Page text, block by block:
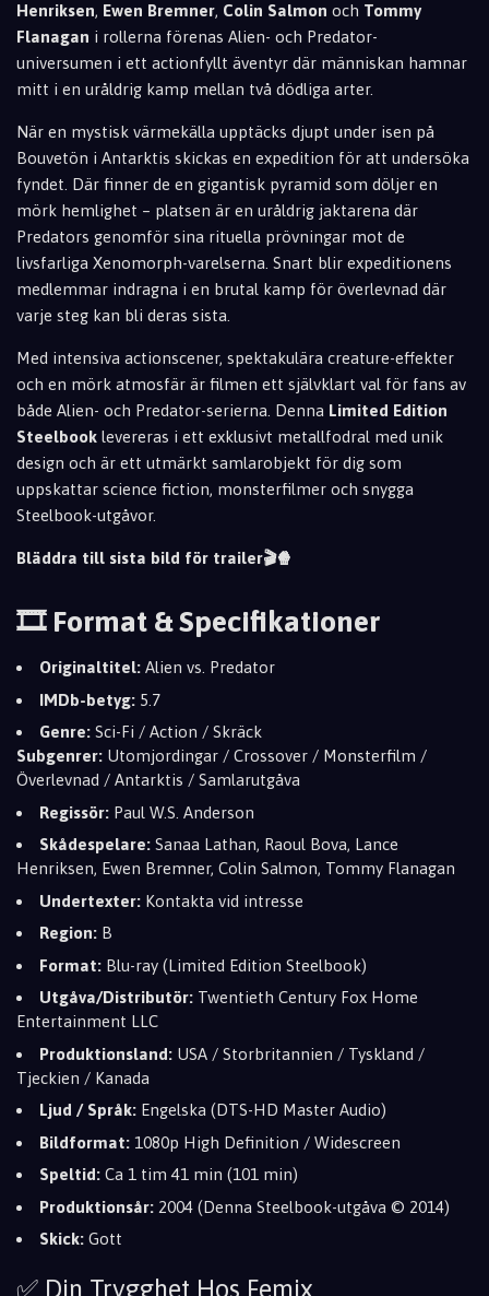
Henriksen, Ewen Bremner, Colin Salmon och Tommy
Flanagan i rollerna förenas Alien- och Predator-
universumen i ett actionfyllt äventyr där människan hamnar
mitt i en uråldrig kamp mellan två dödliga arter.
När en mystisk värmekälla upptäcks djupt under isen på
Bouvetön i Antarktis skickas en expedition för att undersöka
fyndet. Där finner de en gigantisk pyramid som döljer en
mörk hemlighet – platsen är en uråldrig jaktarena där
Predators genomför sina rituella prövningar mot de
livsfarliga Xenomorph-varelserna. Snart blir expeditionens
medlemmar indragna i en brutal kamp för överlevnad där
varje steg kan bli deras sista.
Med intensiva actionscener, spektakulära creature-effekter
och en mörk atmosfär är filmen ett självklart val för fans av
både Alien- och Predator-serierna. Denna Limited Edition
Steelbook levereras i ett exklusivt metallfodral med unik
design och är ett utmärkt samlarobjekt för dig som
uppskattar science fiction, monsterfilmer och snygga
Steelbook-utgåvor.
Bläddra till sista bild för trailer🎬🍿
🎞️ Format & Specifikationer
Originaltitel: Alien vs. Predator
IMDb-betyg: 5.7
Genre: Sci-Fi / Action / Skräck
Subgenrer: Utomjordingar / Crossover / Monsterfilm /
Överlevnad / Antarktis / Samlarutgåva
Regissör: Paul W.S. Anderson
Skådespelare: Sanaa Lathan, Raoul Bova, Lance
Henriksen, Ewen Bremner, Colin Salmon, Tommy Flanagan
Undertexter: Kontakta vid intresse
Region: B
Format: Blu-ray (Limited Edition Steelbook)
Utgåva/Distributör: Twentieth Century Fox Home
Entertainment LLC
Produktionsland: USA / Storbritannien / Tyskland /
Tjeckien / Kanada
Ljud / Språk: Engelska (DTS-HD Master Audio)
Bildformat: 1080p High Definition / Widescreen
Speltid: Ca 1 tim 41 min (101 min)
Produktionsår: 2004 (Denna Steelbook-utgåva © 2014)
Skick: Gott
✅ Din Trygghet Hos Femix